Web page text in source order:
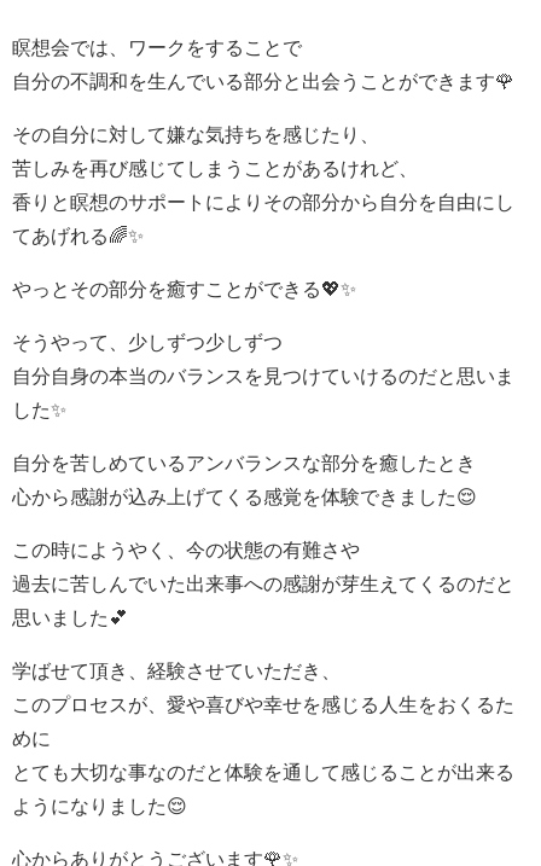
瞑想会では、ワークをすることで
自分の不調和を生んでいる部分と出会うことができます🌹
その自分に対して嫌な気持ちを感じたり、
苦しみを再び感じてしまうことがあるけれど、
香りと瞑想のサポートによりその部分から自分を自由にし
てあげれる🌈✨
やっとその部分を癒すことができる💖✨
そうやって、少しずつ少しずつ
自分自身の本当のバランスを見つけていけるのだと思いま
した✨
自分を苦しめているアンバランスな部分を癒したとき
心から感謝が込み上げてくる感覚を体験できました😌
この時にようやく、今の状態の有難さや
過去に苦しんでいた出来事への感謝が芽生えてくるのだと
思いました💕
学ばせて頂き、経験させていただき、
このプロセスが、愛や喜びや幸せを感じる人生をおくるた
めに
とても大切な事なのだと体験を通して感じることが出来る
ようになりました😌
心からありがとうございます🌹✨